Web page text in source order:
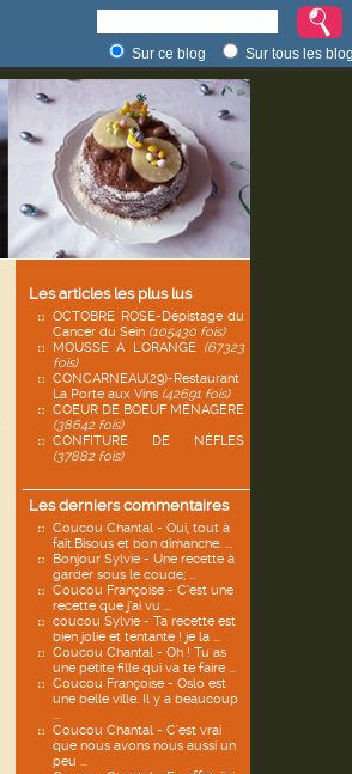
Sur ce blog Sur tous les
Les articles les plus lus
OCTOBRE ROSE-Dépistage du
Cancer du Sein (105430 fois)
MOUSSE À L'ORANGE (67323
fois)
CONCARNEAU(29)-Restaurant
La Porte aux Vins (42691 fois)
COEUR DE BOEUF MÉNAGÈRE
(38642 fois)
CONFITURE DE NÈFLES
(37882 fois)
Les derniers commentaires
Coucou Chantal - Oui, tout à
fait.Bisous et bon dimanche. ...
Bonjour Sylvie - Une recette à
garder sous le coude; ...
Coucou Françoise - C’est une
recette que j’ai vu ...
coucou Sylvie - Ta recette est
bien jolie et tentante ! je la ...
Coucou Chantal - Oh ! Tu as
une petite fille qui va te faire ...
Coucou Françoise - Oslo est
une belle ville. Il y a beaucoup
...
Coucou Chantal - C'est vrai
que nous avons nous aussi un
peu ...